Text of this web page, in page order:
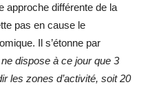
approche différente de la
pas en cause le
Il s’étonne par
dispose à ce jour que 3
les zones d’activité, soit 20